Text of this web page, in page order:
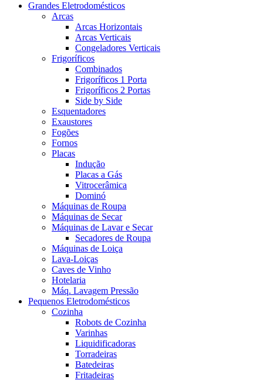
Grandes Eletrodomésticos
Arcas
Arcas Horizontais
Arcas Verticais
Congeladores Verticais
Frigoríficos
Combinados
Frigoríficos 1 Porta
Frigoríficos 2 Portas
Side by Side
Esquentadores
Exaustores
Fogões
Fornos
Placas
Indução
Placas a Gás
Vitrocerâmica
Dominó
Máquinas de Roupa
Máquinas de Secar
Máquinas de Lavar e Secar
Secadores de Roupa
Máquinas de Loiça
Lava-Loiças
Caves de Vinho
Hotelaria
Máq. Lavagem Pressão
Pequenos Eletrodomésticos
Cozinha
Robots de Cozinha
Varinhas
Liquidificadoras
Torradeiras
Batedeiras
Fritadeiras